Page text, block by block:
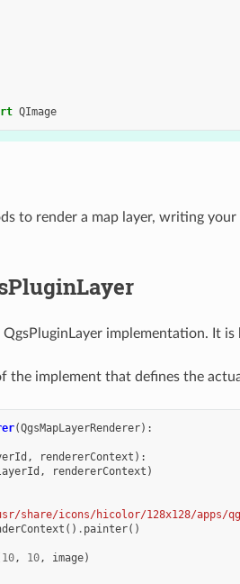
QImage
to render a map layer, writing
implementation. It
the implement that defines the
(QgsMapLayerRenderer):
, rendererContext ):
, rendererContext )
share/icons/hicolor/128x128/apps/
() . painter()
10, 10, image)